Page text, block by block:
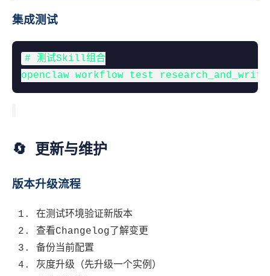
集成测试
# 测试Skill组合
openclaw workflow test
🔄 更新与维护
版本升级流程
在测试环境验证新版本
查看Changelog了解变更
备份当前配置
灰度升级（先升级一个实例）